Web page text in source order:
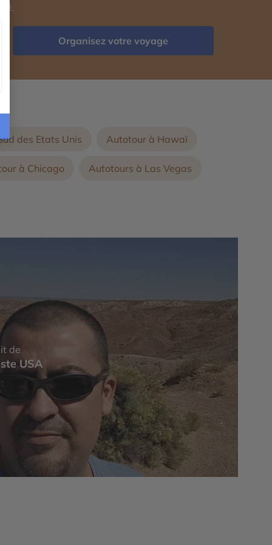
Organisez votre voyage
des Etats Unis Autotour à Hawaï
à Chicago Autotours à Las Vegas
de
USA